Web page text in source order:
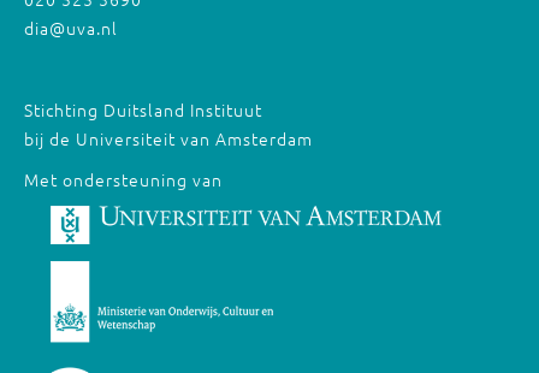
dia@uva.nl
Stichting Duitsland Instituut
bij de Universiteit van Amsterdam
Met ondersteuning van